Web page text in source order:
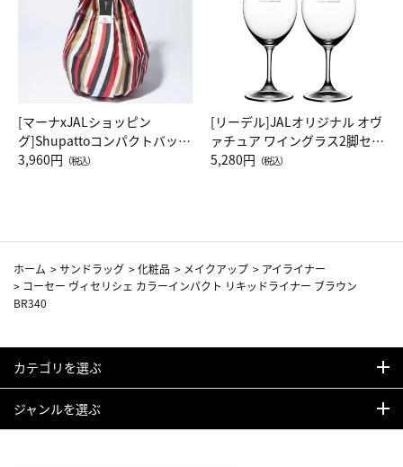
[マーナxJALショッピン
グ]Shupattoコンパクトバッグ
Drop JAL客室乗務員（LC）ス
3,960円 （税込）
[リーデル]JALオリジナル オヴ
ァチュア ワイングラス2脚セッ
ト（レッドワイン）
5,280円 （税込）
ホーム >サンドラッグ >化粧品 > メイクアップ > アイライナー
> コーセー ヴィセリシェ カラーインパクト リキッドライナー ブラウン
BR340
カテゴリを選ぶ
ジャンルを選ぶ